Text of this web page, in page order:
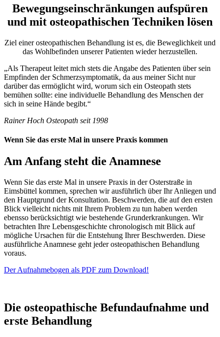
Bewegungsein­schränkungen aufspüren
und mit osteopathischen Techniken lösen
Ziel einer osteopathischen Behandlung ist es, die Beweglichkeit und
das Wohlbefinden unserer Patienten wieder herzustellen.
„Als Therapeut leitet mich stets die Angabe des Patienten über sein
Empfinden der Schmerzsymptomatik, da aus meiner Sicht nur
darüber das ermöglicht wird, worum sich ein Osteopath stets
bemühen sollte: eine individuelle Behandlung des Menschen der
sich in seine Hände begibt.“
Rainer Hoch Osteopath seit 1998
Wenn Sie das erste Mal in unsere Praxis kommen
Am Anfang steht die Anamnese
Wenn Sie das erste Mal in unsere Praxis in der Osterstraße in
Eimsbüttel kommen, sprechen wir ausführlich über Ihr Anliegen und
den Hauptgrund der Konsultation. Beschwerden, die auf den ersten
Blick vielleicht nichts mit Ihrem Problem zu tun haben werden
ebensso berücksichtigt wie bestehende Grunderkrankungen. Wir
betrachten Ihre Lebensgeschichte chronologisch mit Blick auf
mögliche Ursachen für die Entstehung Ihrer Beschwerden. Diese
ausführliche Anamnese geht jeder osteopathischen Behandlung
voraus.
Der Aufnahmebogen als PDF zum Download!
Die osteopathische Befundaufnahme und
erste Behandlung